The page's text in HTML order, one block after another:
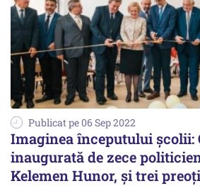
Publicat pe 06 Sep 2022
Imaginea începutului școlii:
inaugurată de zece
Kelemen Hunor, și trei preoți